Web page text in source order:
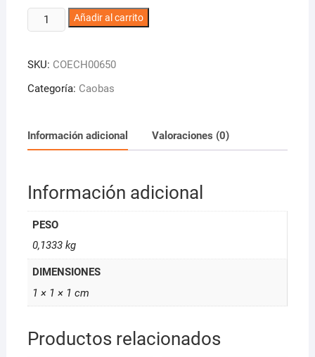
Echosline
6.50
*D
cantidad
Añadir al carrito
SKU: COECH00650
Categoría: Caobas
Información adicional Valoraciones (0)
Información adicional
PESO
0,1333 kg
DIMENSIONES
1 × 1 × 1 cm
Productos relacionados